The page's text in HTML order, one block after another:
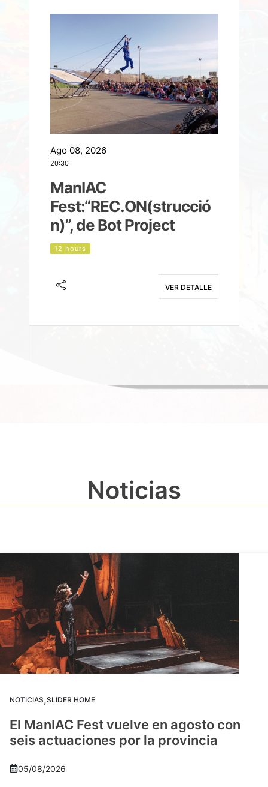
Ago 08, 2026
20:30
ManIAC
Fest:“REC.ON(strucció
n)”, de Bot Project
12 hours
VER DETALLE
Noticias
NOTICIAS,SLIDER HOME
El ManIAC Fest vuelve en agosto con
seis actuaciones por la provincia
05/08/2026